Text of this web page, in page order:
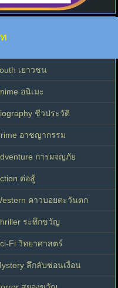
เยาวชน
อนิเมะ
ชีวประวัติ
อาชญากรรม
การผจญภัย
ต่อสู้
คาวบอยตะวันตก
ระทึกขวัญ
Fi วิทยาศาสตร์
ลึกลับซ่อนเงื่อน